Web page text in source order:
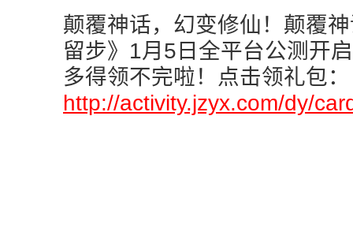
颠覆神话，幻变修仙！颠覆
留步》1月5日全平台公测开
多得领不完啦！点击领礼包：
http://activity.jzyx.com/dy/